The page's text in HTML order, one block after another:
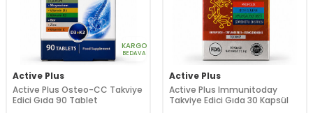
KARGO
BEDAVA
Active Plus
Active Plus Osteo-CC Takviye
Edici Gıda 90 Tablet
Active Plus
Active Plus Immunitoday
Takviye Edici Gıda 30 Kapsül